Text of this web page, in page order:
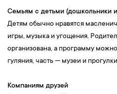
Семьям с детьми (дошкольники
Детям обычно нравятся
игры, музыка и угощения.
организована, а программу
гуляния, часть — музеи и
Компаниям друзей